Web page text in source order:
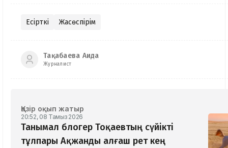
Есірткі Жасөспірім
Тақабаева Аида
Журналист
Қазір оқып жатыр
20:52, 08 Тамыз 2026
Танымал блогер Тоқаевтың сүйікті
тұлпары Ақжанды алғаш рет кең